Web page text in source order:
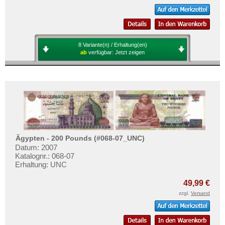
Togo
Tschad
Tunesien
Westafrikanische Staaten
Zaire
Zentralafrikanische Republik
Zentralafrikanische Staaten
Zimbabwe
8 Variante(n) / Erhaltung(en)
ab verfügbar: Jetzt zeigen
Ägypten - 200 Pounds (#068-07_UNC)
Datum: 2007
Katalognr.: 068-07
Erhaltung: UNC
49,99 €
zzgl. Versand